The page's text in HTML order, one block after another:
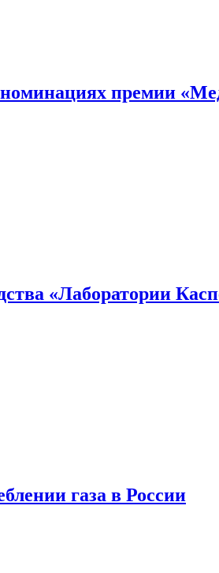
премии
«Лаборатории
газа в России